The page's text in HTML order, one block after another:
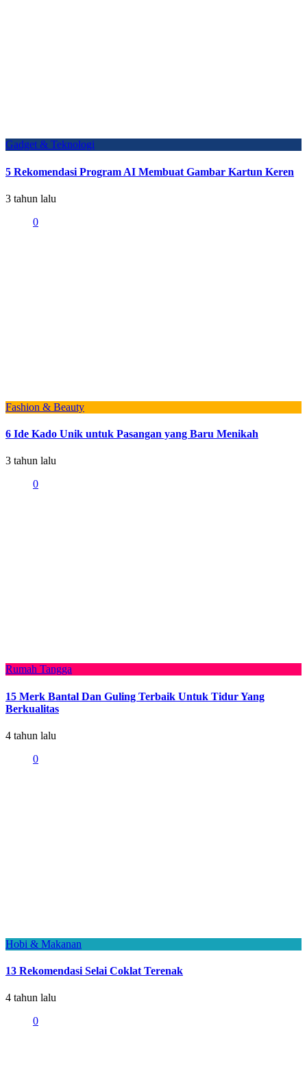
Gadget & Teknologi
5 Rekomendasi Program AI Membuat Gambar Kartun Keren
3 tahun lalu
0
Fashion & Beauty
6 Ide Kado Unik untuk Pasangan yang Baru Menikah
3 tahun lalu
0
Rumah Tangga
15 Merk Bantal Dan Guling Terbaik Untuk Tidur Yang
Berkualitas
4 tahun lalu
0
Hobi & Makanan
13 Rekomendasi Selai Coklat Terenak
4 tahun lalu
0